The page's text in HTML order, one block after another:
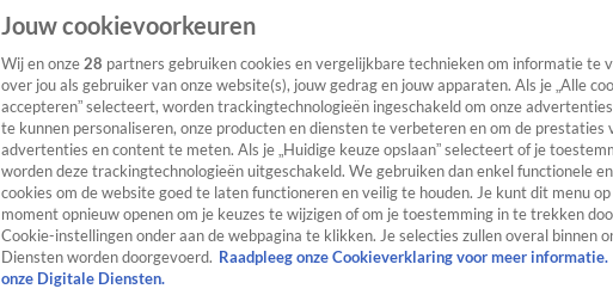
Jouw cookievoorkeuren
Wij en onze 28 partners gebruiken cookies en vergelijkbare technieken om informatie te
over jou als gebruiker van onze website(s), jouw gedrag en jouw apparaten. Als je „Alle
accepteren” selecteert, worden trackingtechnologieën ingeschakeld om onze
te kunnen personaliseren, onze producten en diensten te verbeteren en om de prestaties
advertenties en content te meten. Als je „Huidige keuze opslaan” selecteert of je
worden deze trackingtechnologieën uitgeschakeld. We gebruiken dan enkel functionele
cookies om de website goed te laten functioneren en veilig te houden. Je kunt dit menu
moment opnieuw openen om je keuzes te wijzigen of om je toestemming in te trekken
Cookie-instellingen onder aan de webpagina te klikken. Je selecties zullen overal binnen
Diensten worden doorgevoerd. Raadpleeg onze Cookieverklaring voor meer informatie.
onze Digitale Diensten.